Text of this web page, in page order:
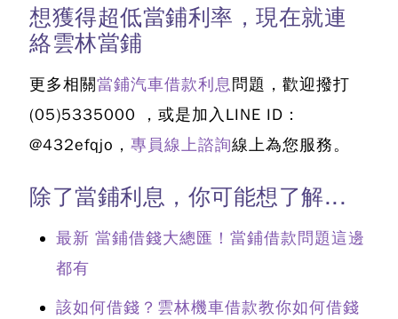
想獲得超低當鋪利率，現在就連
絡雲林當鋪
更多相關當鋪汽車借款利息問題，歡迎撥打
(05)5335000
，或是加入LINE ID：
@432efqjo， 專員線上諮詢線上為您服務。
除了當鋪利息，你可能想了解...
最新 當鋪借錢大總匯！當鋪借款問題這邊
都有
該如何借錢？雲林機車借款教你如何借錢